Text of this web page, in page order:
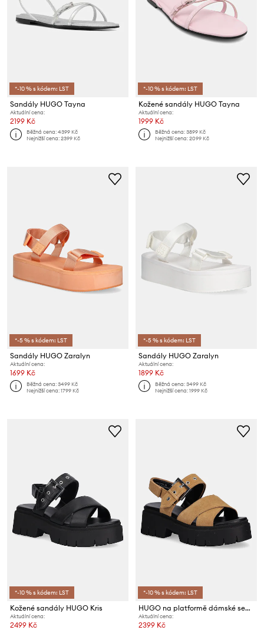
*-10 % s kódem: LST
Sandály HUGO Tayna
Aktuální cena:
2199 Kč
Běžná cena:4399 Kč
Nejnižší cena:2399 Kč
*-10 % s kódem: LST
Kožené sandály HUGO Tayna
Aktuální cena:
1999 Kč
Běžná cena:3899 Kč
Nejnižší cena:2099 Kč
*-5 % s kódem: LST
Sandály HUGO Zaralyn
Aktuální cena:
1699 Kč
Běžná cena:3499 Kč
Nejnižší cena:1799 Kč
*-5 % s kódem: LST
Sandály HUGO Zaralyn
Aktuální cena:
1899 Kč
Běžná cena:3499 Kč
Nejnižší cena:1999 Kč
*-10 % s kódem: LST
Kožené sandály HUGO Kris
Aktuální cena:
2499 Kč
*-10 % s kódem: LST
HUGO na platformě dámské semišové
Aktuální cena:
2399 Kč